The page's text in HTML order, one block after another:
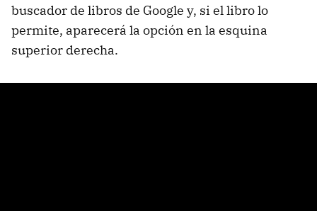
buscador de libros de Google y, si el libro lo
permite, aparecerá la opción en la esquina
superior derecha.